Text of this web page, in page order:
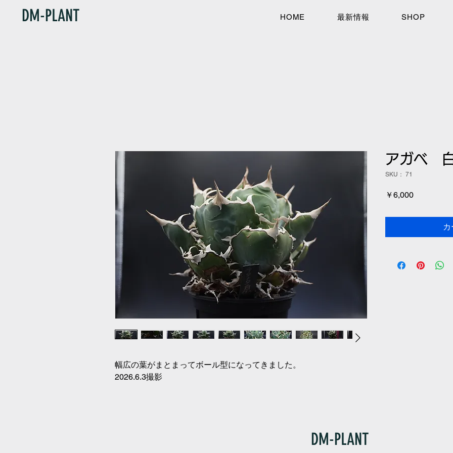
DM-PLANT HOME 最新情報 SHOP
幅広の葉がまとまってボール型になってきました。
2026.6.3撮影
アガべ 白
SKU： 71
￥6,000価
DM-PLANT